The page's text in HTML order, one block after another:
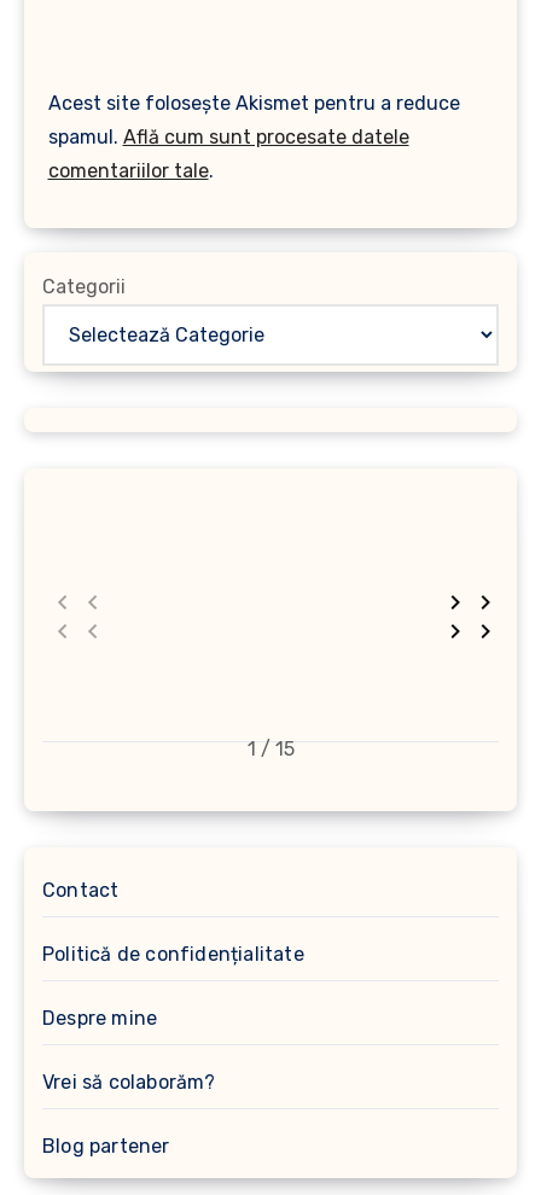
Acest site folosește Akismet pentru a reduce
spamul. Află cum sunt procesate datele
comentariilor tale.
Categorii
1 / 15
Contact
Politică de confidențialitate
Despre mine
Vrei să colaborăm?
Blog partener